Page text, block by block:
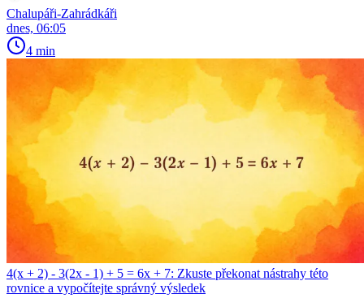
Chalupáři-Zahrádkáři
dnes, 06:05
4 min
4(x + 2) - 3(2x - 1) + 5 = 6x + 7: Zkuste překonat nástrahy této
rovnice a vypočítejte správný výsledek